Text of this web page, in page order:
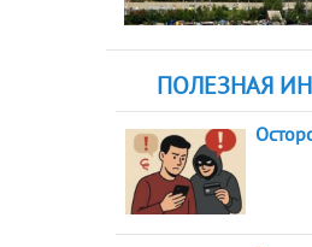
ПОЛЕЗНАЯ